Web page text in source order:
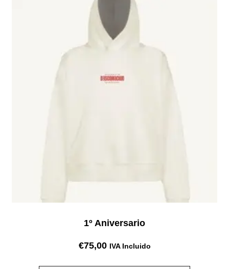
1º Aniversario
€75,00 IVA Incluido